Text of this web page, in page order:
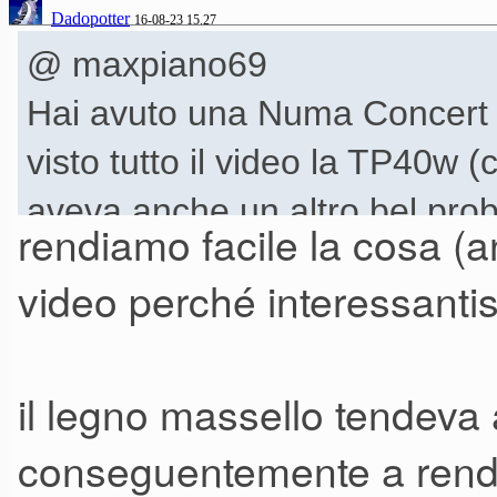
calibrazione...
Dadopotter 16-08-23 15.27
@ maxpiano69
Hai avuto una Numa
visto tutto il video la TP40w
aveva anche un altro bel
rendiamo facile la cosa
video perché
il legno massello
conseguentemente a